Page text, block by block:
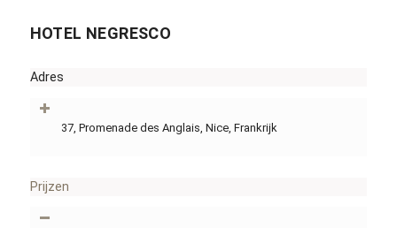
HOTEL NEGRESCO
Adres
37, Promenade des Anglais, Nice, Frankrijk
Prijzen